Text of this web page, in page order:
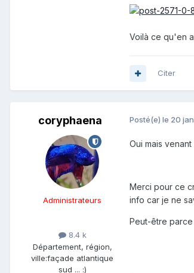
Voilà ce qu'en
Citer
coryphaena
Administrateurs
8.4 k
Département, région,
ville:façade atlantique
sud ... :)
Posté(e) le 20
Oui mais
Merci pour ce
info car je ne
Peut-être